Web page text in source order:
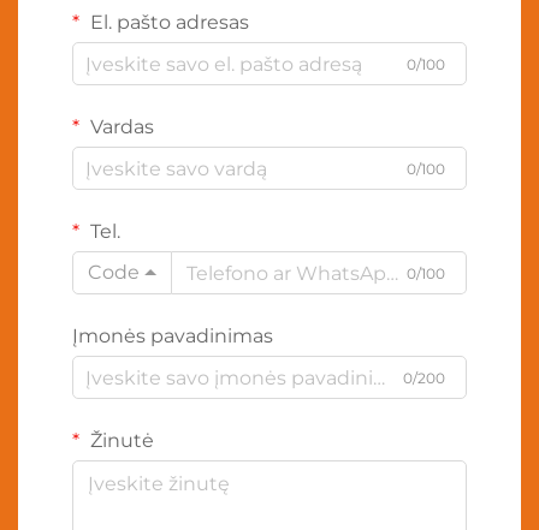
El. pašto adresas
0/100
Vardas
0/100
Tel.
Code
0/100
Įmonės pavadinimas
0/200
Žinutė